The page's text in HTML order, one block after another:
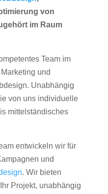
von
im Raum
Team im
und
Unabhängig
von uns individuelle
mittelständisches
entwickeln wir für
und
. Wir bieten
Projekt, unabhängig